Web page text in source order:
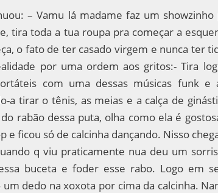
– Vamu lá madame faz um
tira toda a tua roupa pra começar a
o fato de ter casado virgem e nunca ter
por uma ordem aos gritos:- Tira
com uma dessas músicas funk
a tirar o tênis, as meias e a calça de
rabão dessa puta, olha como ela é
e ficou só de calcinha dançando. Nisso
q viu praticamente nua deu um
buceta e foder esse rabo. Logo em
um dedo na xoxota por cima da calcinha.